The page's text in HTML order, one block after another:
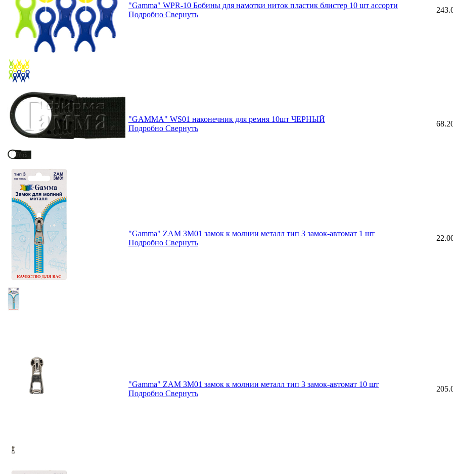
"Gamma" WPR-10 Бобины для намотки ниток пластик блистер 10 шт ассорти
Подробно Свернуть
"GAMMA" WS01 наконечник для ремня 10шт ЧЕРНЫЙ
Подробно Свернуть
"Gamma" ZAM 3M01 замок к молнии металл тип 3 замок-автомат 1 шт
Подробно Свернуть
"Gamma" ZAM 3M01 замок к молнии металл тип 3 замок-автомат 10 шт
Подробно Свернуть